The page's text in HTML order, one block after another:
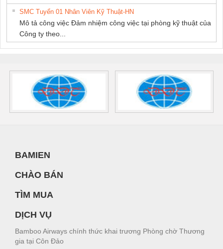
SMC Tuyển 01 Nhân Viên Kỹ Thuật-HN
Mô tả công việc Đảm nhiệm công việc tại phòng kỹ thuật của
Công ty theo...
BAMIEN
CHÀO BÁN
TÌM MUA
DỊCH VỤ
Bamboo Airways chính thức khai trương Phòng chờ Thương
gia tại Côn Đảo